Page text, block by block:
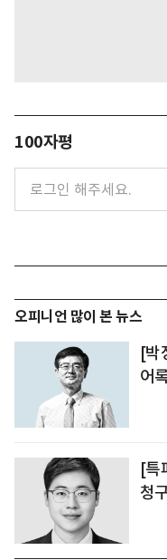
100자평
오피니언 많이 본 뉴스
[박
어
[특
청